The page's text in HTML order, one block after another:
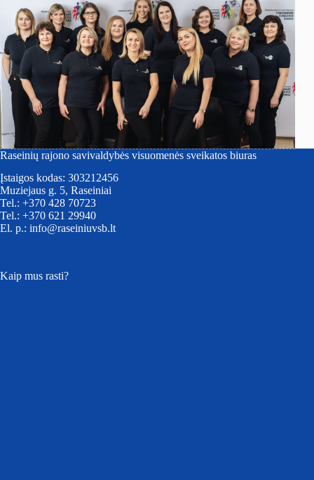
Raseinių rajono savivaldybės visuomenės sveikatos biuras
Įstaigos kodas: 303212456
Muziejaus g. 5, Raseiniai
Tel.: +370 428 70723
Tel.: +370 621 29940
El. p.: info@raseiniuvsb.lt
Kaip mus rasti?